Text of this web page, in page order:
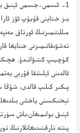
1- ئىسمى-جىسمى ئېنىق بولمىغان تور چۇماقچىللىرىغا قارىتا تەدبىر
بىز خىتاينى قۇيۇپ ئۆز
مىللىتىمىزنىڭ ئورتاق
تەشۋىقاتىمىزنى خىتايغا
كۈچىيىپ كىتىۋاتىدۇ.
ئالدىنى ئېلىشقا قۇربى
پىكىر كىلىپ قالدى، شۇڭا
تېخنىكىسنى ياخشى
ئېنىق بولىمىغان،باش
پىتنە تارقىتىدىغانلارنىڭ